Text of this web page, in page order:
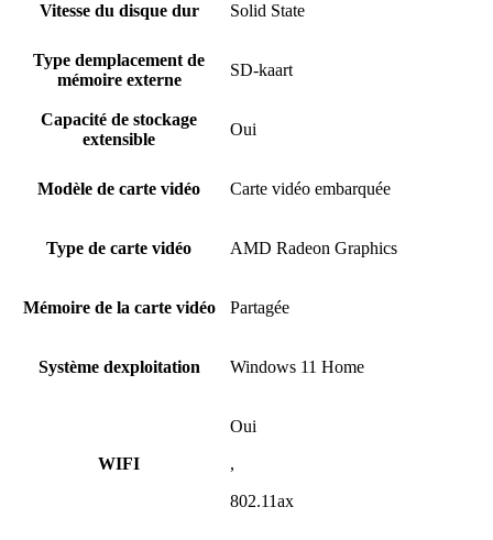
Vitesse du disque dur Solid State
Type demplacement de
mémoire externe
SD-kaart
Capacité de stockage
extensible
Oui
Modèle de carte vidéo Carte vidéo embarquée
Type de carte vidéo AMD Radeon Graphics
Mémoire de la carte vidéo Partagée
Système dexploitation Windows 11 Home
WIFI
Oui
,
802.11ax